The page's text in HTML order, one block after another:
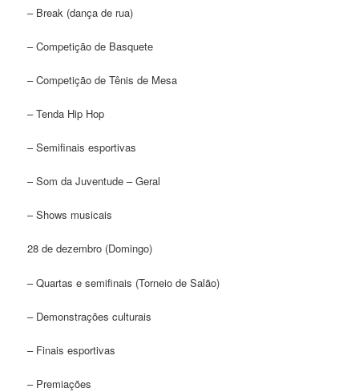
– Break (dança de rua)
– Competição de Basquete
– Competição de Tênis de Mesa
– Tenda Hip Hop
– Semifinais esportivas
– Som da Juventude – Geral
– Shows musicais
28 de dezembro (Domingo)
– Quartas e semifinais (Torneio de Salão)
– Demonstrações culturais
– Finais esportivas
– Premiações